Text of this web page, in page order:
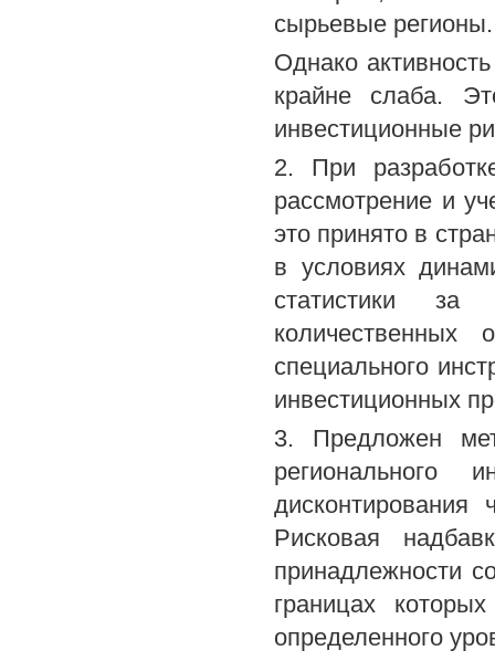
сырьевые регионы.
Однако
крайне слаба.
инвестиционные
2. При
рассмотрение и
это принято в
в условиях
статистики за
количественных
специального
инвестиционных
3. Предложен
регионального
дисконтирования
Рисковая
принадлежности
границах
определенного